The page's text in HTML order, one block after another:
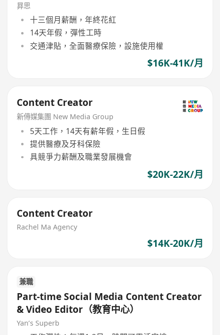
昪思
十三個月薪酬，年終花紅
14天年假，彈性工時
交通津貼，全面醫療保險，設施使用權
$16K-41K/月
Content Creator
新傳媒集團 New Media Group
5天工作，14天有薪年假，生日假
提供醫療及牙科保險
具競爭力薪酬及職業發展機會
$20K-22K/月
Content Creator
Rachel Ma Agency
$14K-20K/月
兼職
Part-time Social Media Content Creator
& Video Editor（教育中心）
Yan’s Superb